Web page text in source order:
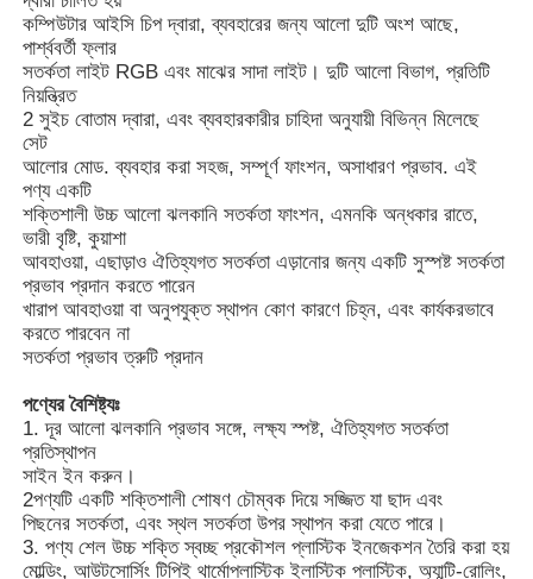
VR প্রদর্শন
আমাদের সম্পর্কে
কারখানা ভ্রমণ
মান নিয়ন্ত্রণ
খবর
উদ্ধৃতির জন্য আবেদন
এলইডি মাইনিং ল্যাম্প
কর্ডলেস মাইনিং ক্যাপ ল্যাম্প
কম্পিউটার আইসি চিপ দ্বারা, ব্যবহারের জন্য আলো দুটি অংশ আছে,
পার্শ্ববর্তী ফ্লার
সতর্কতা লাইট RGB এবং মাঝের সাদা লাইট। দুটি আলো বিভাগ, প্রতিটি
নিয়ন্ত্রিত
2 সুইচ বোতাম দ্বারা, এবং ব্যবহারকারীর চাহিদা অনুযায়ী বিভিন্ন মিলেছে
সেট
আলোর মোড. ব্যবহার করা সহজ, সম্পূর্ণ ফাংশন, অসাধারণ প্রভাব. এই
পণ্য একটি
শক্তিশালী উচ্চ আলো ঝলকানি সতর্কতা ফাংশন, এমনকি অন্ধকার রাতে,
ভারী বৃষ্টি, কুয়াশা
আবহাওয়া, এছাড়াও ঐতিহ্যগত সতর্কতা এড়ানোর জন্য একটি সুস্পষ্ট সতর্কতা
প্রভাব প্রদান করতে পারেন
খারাপ আবহাওয়া বা অনুপযুক্ত স্থাপন কোণ কারণে চিহ্ন, এবং কার্যকরভাবে
করতে পারবেন না
সতর্কতা প্রভাব ত্রুটি প্রদান
পণ্যের বৈশিষ্ট্যঃ
1. দূর আলো ঝলকানি প্রভাব সঙ্গে, লক্ষ্য স্পষ্ট, ঐতিহ্যগত সতর্কতা
প্রতিস্থাপন
সাইন ইন করুন।
2পণ্যটি একটি শক্তিশালী শোষণ চৌম্বক দিয়ে সজ্জিত যা ছাদ এবং
পিছনের সতর্কতা, এবং স্থল সতর্কতা উপর স্থাপন করা যেতে পারে।
3. পণ্য শেল উচ্চ শক্তি স্বচ্ছ প্রকৌশল প্লাস্টিক ইনজেকশন তৈরি করা হয়
মোল্ডিং, আউটসোর্সিং টিপিই থার্মোপ্লাস্টিক ইলাস্টিক প্লাস্টিক, অ্যান্টি-রোলিং,